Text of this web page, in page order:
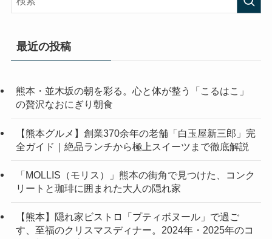
最近の投稿
熊本・並木坂の朝を彩る。心と体が整う「こるはこ」
の贅沢なおにぎり朝食
【熊本グルメ】創業370余年の老舗「白玉屋新三郎」完
全ガイド｜絶品ランチから極上スイーツまで徹底解説
「MOLLIS（モリス）」熊本の街角で見つけた、コンク
リートと珈琲に囲まれた大人の隠れ家
【熊本】隠れ家ビストロ「プティボヌール」で過ご
す、至福のクリスマスディナー。2024年・2025年のコ